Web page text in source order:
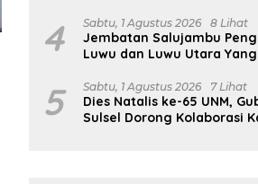
4 Sabtu, 1 Agustus 2026 8 Lihat
Jembatan Salujambu
Luwu dan Luwu Utara Yang
Difungsikan
5 Sabtu, 1 Agustus 2026 7 Lihat
Dies Natalis ke-65 UNM,
Sulsel Dorong Kolaborasi